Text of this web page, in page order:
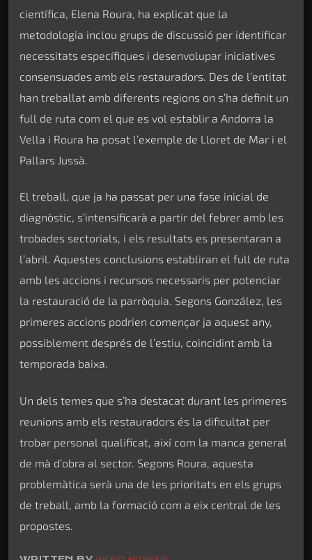
científica, Elena Roura, ha explicat que la
metodologia inclou grups de discussió per identificar
necessitats específiques i desenvolupar iniciatives
consensuades amb els restauradors. Des de l’entitat
han treballat amb diferents regions on s’ha definit un
full de ruta com el que es vol establir a Andorra la
Vella i Roura ha posat l’exemple de Lloret de Mar i el
Pallars Jussà.
El treball, que ja ha passat per una fase inicial de
diagnòstic, s’intensificarà a partir del febrer amb les
trobades sectorials, i els resultats es presentaran a
l’abril. Aquestes conclusions establiran el full de ruta
amb les accions i recursos necessaris per potenciar
la restauració de la parròquia. Segons González, les
primeres accions podrien començar ja aquest any,
possiblement després de l’estiu, coincidint amb la
temporada baixa.
Un dels temes que s’ha destacat durant les primeres
reunions amb els restauradors és la dificultat per
trobar personal qualificat, així com la manca general
de mà d’obra al sector. Segons Roura, aquesta
problemàtica serà una de les prioritats en els grups
de treball, amb la formació com a eix central de les
propostes.